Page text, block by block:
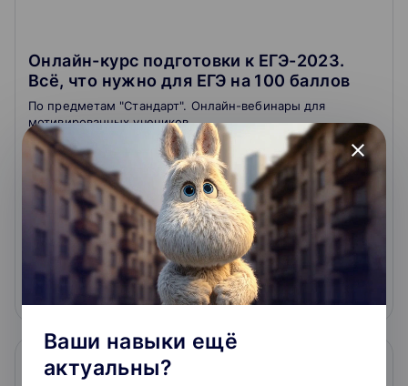
Онлайн-курс подготовки к ЕГЭ-2023.
Всё, что нужно для ЕГЭ на 100 баллов
По предметам "Стандарт". Онлайн-вебинары для
мотивированных учеников.
180отзывово школе
31 500 ₽
Подробнее На сайт курса
close
Ваши навыки ещё
актуальны?